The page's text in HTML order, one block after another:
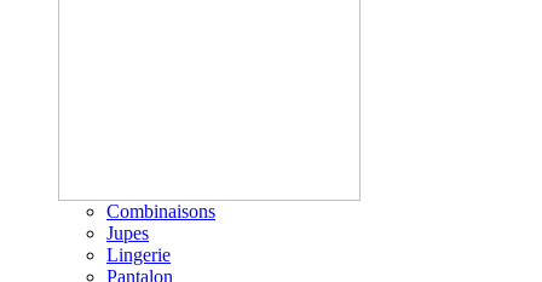
Combinaisons
Jupes
Lingerie
Pantalon